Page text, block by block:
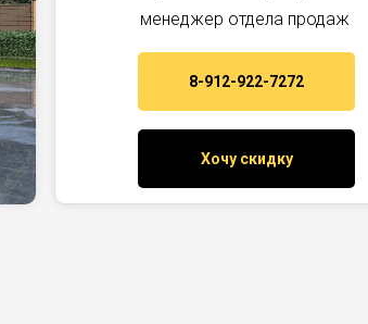
8-912-922-7272
менеджер отдела продаж
Хочу скидку